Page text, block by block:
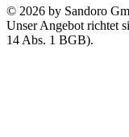
© 2026 by Sandoro
Unser Angebot richtet
14 Abs. 1 BGB).